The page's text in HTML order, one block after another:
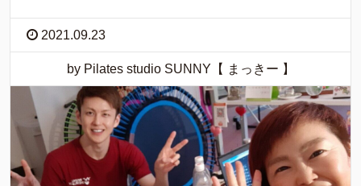
2021.09.23
by Pilates studio SUNNY【 まっきー 】